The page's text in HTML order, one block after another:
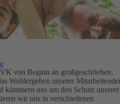
von Beginn an großgeschrieben.
Wohlergehen unserer
kümmern uns um den Schutz unserer
wir uns in verschiedenen